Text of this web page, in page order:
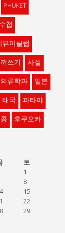
PHUKET
첩
뷰어클럽
쓰기
사설
의류학과
일본
태국
파타야
후쿠오카
토
1
8
15
22
29